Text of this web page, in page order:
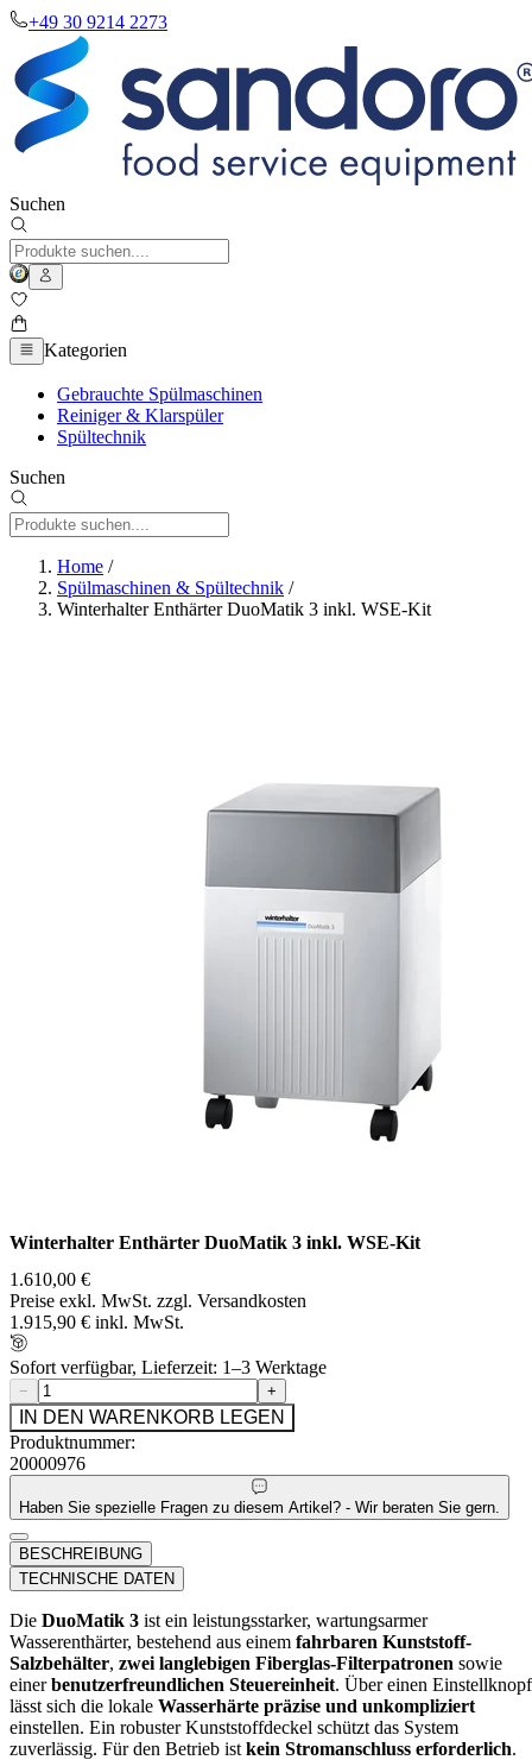
+49 30 9214 2273
Suchen
Kategorien
Gebrauchte Spülmaschinen
Reiniger & Klarspüler
Spültechnik
Suchen
Home /
Spülmaschinen & Spültechnik /
Winterhalter Enthärter DuoMatik 3 inkl. WSE-Kit
Winterhalter Enthärter DuoMatik 3 inkl. WSE-Kit
1.610,00 €
Preise exkl. MwSt. zzgl. Versandkosten
1.915,90 € inkl. MwSt.
Sofort verfügbar, Lieferzeit: 1–3 Werktage
− +
IN DEN WARENKORB LEGEN
Produktnummer:
20000976
Haben Sie spezielle Fragen zu diesem Artikel? - Wir beraten Sie gern.
BESCHREIBUNG
TECHNISCHE DATEN
Die DuoMatik 3 ist ein leistungsstarker, wartungsarmer
Wasserenthärter, bestehend aus einem fahrbaren Kunststoff-
Salzbehälter, zwei langlebigen Fiberglas-Filterpatronen sowie
einerbenutzerfreundlichen Steuereinheit. Über einen Einstellknopf
lässt sich die lokale Wasserhärte präzise und unkompliziert
einstellen. Ein robuster Kunststoffdeckel schützt das System
zuverlässig. Für den Betrieb ist kein Stromanschluss erforderlich.